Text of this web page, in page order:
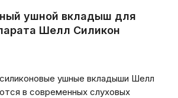
ушной вкладыш для
Шелл Силикон
ушные вкладыши Шелл
в современных слуховых